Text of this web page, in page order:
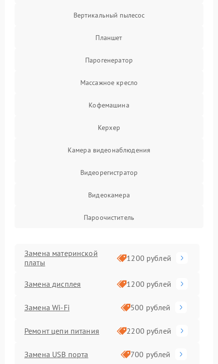
Вертикальный пылесос
Планшет
Парогенератор
Массажное кресло
Кофемашина
Керхер
Камера видеонаблюдения
Видеорегистратор
Видеокамера
Пароочиститель
Замена материнской
платы
1200 рублей
Замена дисплея 1200 рублей
Замена Wi-Fi 500 рублей
Ремонт цепи питания 2200 рублей
Замена USB порта 700 рублей